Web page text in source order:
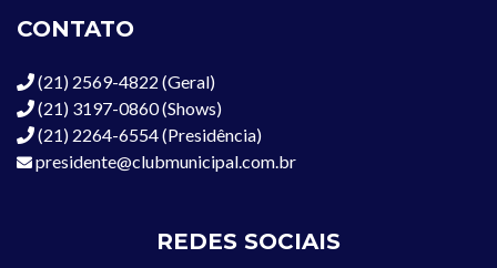
CONTATO
(21) 2569-4822 (Geral)
(21) 3197-0860 (Shows)
(21) 2264-6554 (Presidência)
presidente@clubmunicipal.com.br
REDES SOCIAIS